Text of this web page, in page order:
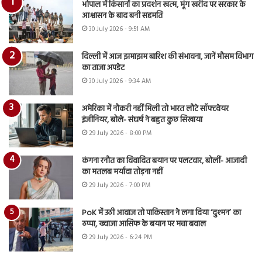
भोपाल में किसानों का प्रदर्शन खत्म, मूंग खरीद पर सरकार के
आश्वासन के बाद बनी सहमति
30 July 2026 - 9:51 AM
दिल्ली में आज झमाझम बारिश की संभावना, जानें मौसम विभाग
का ताजा अपडेट
30 July 2026 - 9:34 AM
अमेरिका में नौकरी नहीं मिली तो भारत लौटे सॉफ्टवेयर
इंजीनियर, बोले- संघर्ष ने बहुत कुछ सिखाया
29 July 2026 - 8:00 PM
कंगना रनौत का विवादित बयान पर पलटवार, बोलीं- आजादी
का मतलब मर्यादा तोड़ना नहीं
29 July 2026 - 7:00 PM
PoK में उठी आवाज तो पाकिस्तान ने लगा दिया ‘दुश्मन’ का
ठप्पा, ख्वाजा आसिफ के बयान पर मचा बवाल
29 July 2026 - 6:24 PM